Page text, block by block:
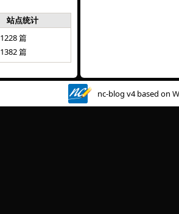
站点统计
篇
篇
nc-blog v4 based on